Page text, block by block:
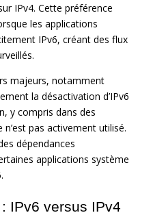
IPv4. Cette préférence
les applications
IPv6, créant des flux
majeurs, notamment
la désactivation d’IPv6
y compris dans des
pas activement utilisé.
dépendances
applications système
IPv6 versus IPv4